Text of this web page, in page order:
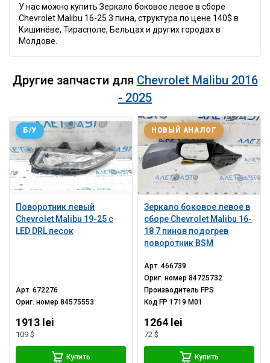
У нас можно купить Зеркало боковое левое в сборе
Chevrolet Malibu 16-25 3 пина, структура по цене 140$ в
Кишинёве, Тирасполе, Бельцах и других городах в
Молдове.
Другие запчасти для Chevrolet Malibu 2016
- 2025
Поворотник левый
Chevrolet Malibu 19-25 с
LED DRL песок
Б/У
Арт.672276
Ориг. номер84575553
1913 lei
109 $
Купить
Зеркало боковое левое в
сборе Chevrolet Malibu 16-
18 7 пинов подогрев
поворотник BSM
НОВЫЙ АНАЛОГ
Арт.466739
Ориг. номер84725732
Производитель FPS
Код FP 1719 M01
1264 lei
72 $
Купить